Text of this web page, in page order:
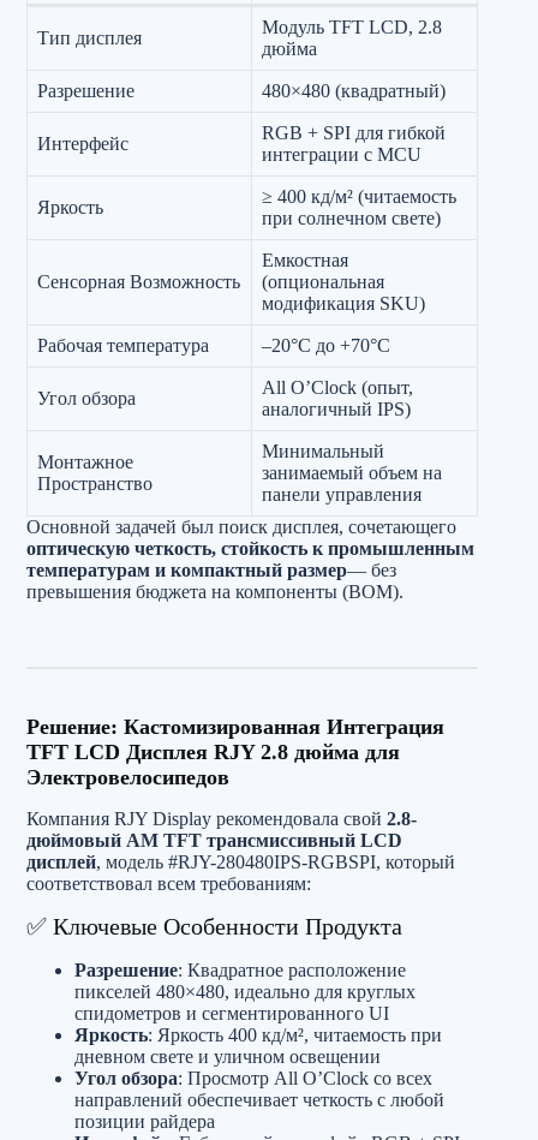
Тип дисплея
Модуль TFT LCD, 2.8
дюйма
Разрешение 480×480 (квадратный)
Интерфейс
RGB + SPI для гибкой
интеграции с MCU
Яркость
≥ 400 кд/м² (читаемость
при солнечном свете)
Сенсорная Возможность
Емкостная
(опциональная
модификация SKU)
Рабочая температура –20°C до +70°C
Угол обзора
All O’Clock (опыт,
аналогичный IPS)
Монтажное
Пространство
Минимальный
занимаемый объем на
панели управления
Основной задачей был поиск дисплея, сочетающего
оптическую четкость, стойкость к промышленным
температурам и компактный размер— без
превышения бюджета на компоненты (BOM).
Решение: Кастомизированная Интеграция
TFT LCD Дисплея RJY 2.8 дюйма для
Электровелосипедов
Компания RJY Display рекомендовала свой 2.8-
дюймовый AM TFT трансмиссивный LCD
дисплей, модель #RJY-280480IPS-RGBSPI, который
соответствовал всем требованиям:
✅ Ключевые Особенности Продукта
Разрешение: Квадратное расположение
пикселей 480×480, идеально для круглых
спидометров и сегментированного UI
Яркость: Яркость 400 кд/м², читаемость при
дневном свете и уличном освещении
Угол обзора: Просмотр All O’Clock со всех
направлений обеспечивает четкость с любой
позиции райдера